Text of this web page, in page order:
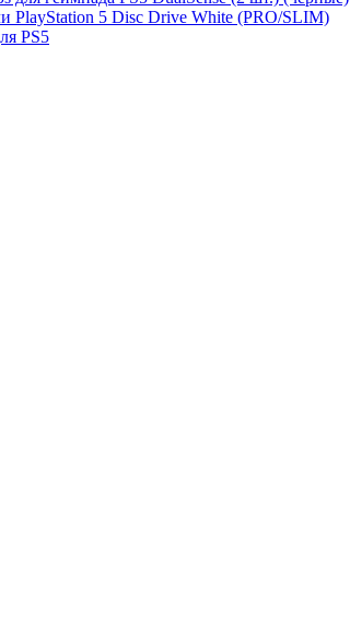
PlayStation 5 Disc Drive White (PRO/SLIM)
PS5